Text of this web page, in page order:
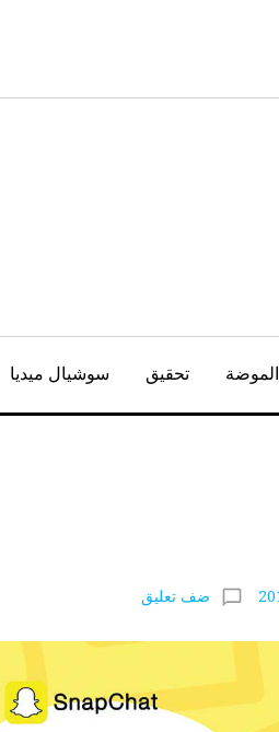
الموضة تحقيق سوشيال ميديا
chat_bubble_outline ضف تعليق